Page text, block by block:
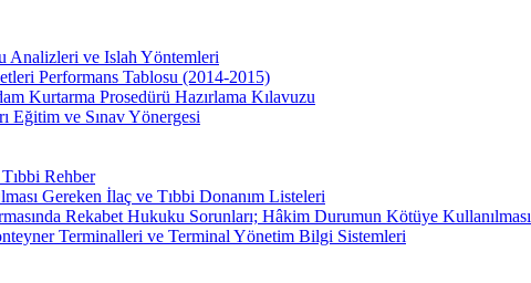
Analizleri ve Islah Yöntemleri
Performans Tablosu (2014-2015)
Kurtarma Prosedürü Hazırlama Kılavuzu
Eğitim ve Sınav Yönergesi
Rehber
Gereken İlaç ve Tıbbi Donanım Listeleri
Rekabet Hukuku Sorunları; Hâkim Durumun Kötüye Kullanılması
Terminalleri ve Terminal Yönetim Bilgi Sistemleri